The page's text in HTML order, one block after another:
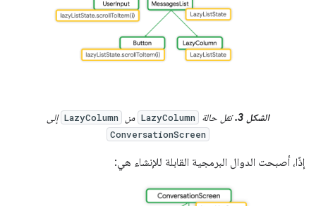
الشكل 3. نقل حالة LazyColumn من LazyColumn إلى
ConversationScreen
إذًا، أصبحت الدوال البرمجية القابلة للإنشاء هي: